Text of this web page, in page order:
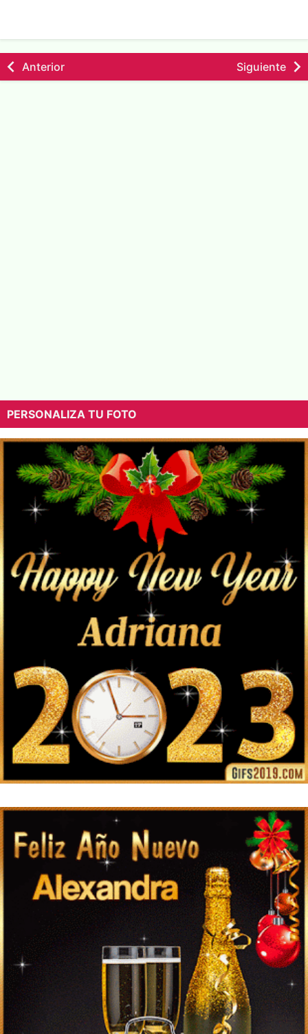
Anterior Siguiente
PERSONALIZA TU FOTO